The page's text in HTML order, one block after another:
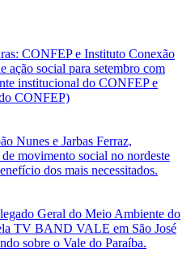
CONFEP e Instituto Conexão
ação social para setembro com
institucional do CONFEP e
CONFEP)
Nunes e Jarbas Ferraz,
movimento social no nordeste
dos mais necessitados.
Geral do Meio Ambiente do
TV BAND VALE em São José
sobre o Vale do Paraíba.